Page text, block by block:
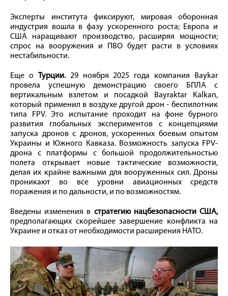
Эксперты института фиксируют, мировая оборонная
индустрия вошла в фазу ускоренного роста; Европа и
США наращивают производство, расширяя мощности;
спрос на вооружения и ПВО будет расти в условиях
нестабильности.
Еще о Турции. 29 ноября 2025 года компания Baykar
провела успешную демонстрацию своего БПЛА с
вертикальным взлетом и посадкой Bayraktar Kalkan,
который применил в воздухе другой дрон - беспилотник
типа FPV. Это испытание проходит на фоне бурного
развития глобальных экспериментов с концепциями
запуска дронов с дронов, ускоренных боевым опытом
Украины и Южного Кавказа. Возможность запуска FPV-
дрона с платформы с большой продолжительностью
полета открывает новые тактические возможности,
делая их крайне важными для вооруженных сил. Дроны
проникают во все уровни авиационных средств
поражения и по дальности, и по возможностям.
Введены изменения в стратегию нацбезопасности США,
предполагающих скорейшее завершение конфликта на
Украине и отказ от необходимости расширения НАТО.